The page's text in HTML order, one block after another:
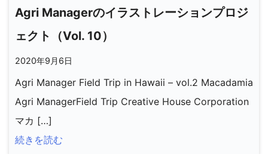
Agri Managerのイラストレーションプロジ
ェクト（Vol. 10）
2020年9月6日
Agri Manager Field Trip in Hawaii – vol.2 Macadamia
Agri ManagerField Trip Creative House Corporation
マカ […]
続きを読む